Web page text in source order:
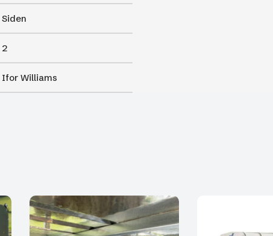
Siden
2
Ifor Williams